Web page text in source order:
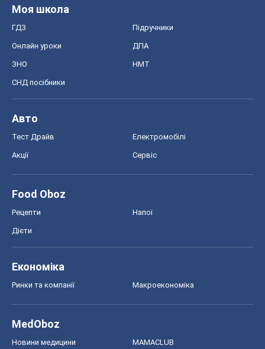
Моя школа
ГДЗ Підручники
Онлайн уроки ДПА
ЗНО НМТ
СНД посібники
Авто
Тест Драйв Електромобілі
Акції Сервіс
Food Oboz
Рецепти Напої
Дієти
Економіка
Ринки та компанії Макроекономіка
MedOboz
Новини медицини MAMACLUB